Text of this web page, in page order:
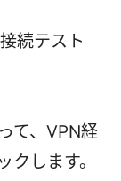
続テスト
て、VPN経
クします。